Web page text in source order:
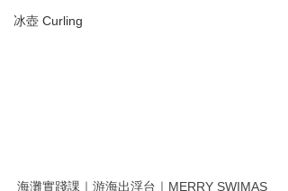
冰壺 Curling
海灘實踐課｜游海出浮台｜MERRY SWIMAS